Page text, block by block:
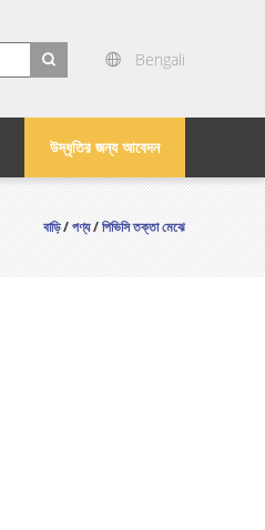
Bengali
উদ্ধৃতির জন্য আবেদন
বাড়ি/পণ্য/পিভিসি তক্তা মেঝে